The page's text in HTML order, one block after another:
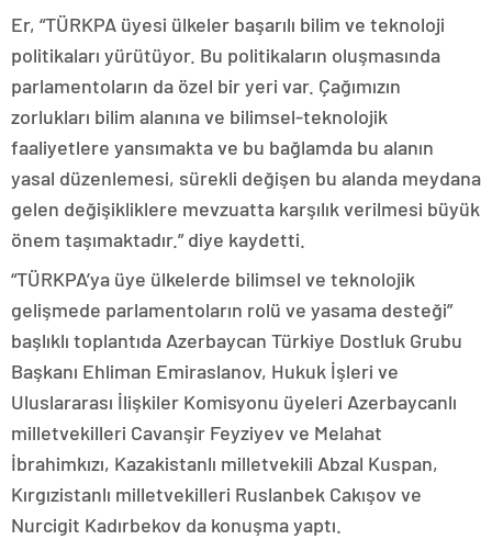
Er, “TÜRKPA üyesi ülkeler başarılı bilim ve teknoloji
politikaları yürütüyor. Bu politikaların oluşmasında
parlamentoların da özel bir yeri var. Çağımızın
zorlukları bilim alanına ve bilimsel-teknolojik
faaliyetlere yansımakta ve bu bağlamda bu alanın
yasal düzenlemesi, sürekli değişen bu alanda meydana
gelen değişikliklere mevzuatta karşılık verilmesi büyük
önem taşımaktadır.” diye kaydetti.
“TÜRKPA’ya üye ülkelerde bilimsel ve teknolojik
gelişmede parlamentoların rolü ve yasama desteği”
başlıklı toplantıda Azerbaycan Türkiye Dostluk Grubu
Başkanı Ehliman Emiraslanov, Hukuk İşleri ve
Uluslararası İlişkiler Komisyonu üyeleri Azerbaycanlı
milletvekilleri Cavanşir Feyziyev ve Melahat
İbrahimkızı, Kazakistanlı milletvekili Abzal Kuspan,
Kırgızistanlı milletvekilleri Ruslanbek Cakışov ve
Nurcigit Kadırbekov da konuşma yaptı.